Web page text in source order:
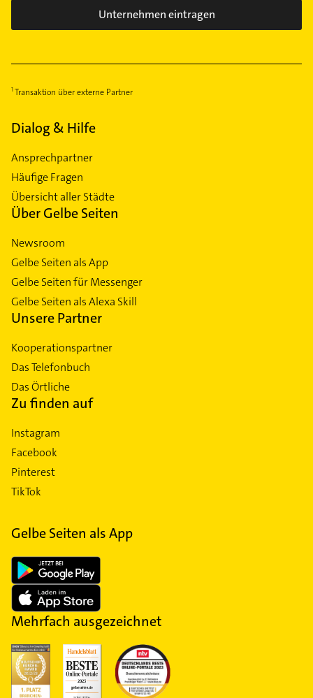
Unternehmen eintragen
Transaktion über externe Partner
Dialog & Hilfe
Ansprechpartner
Häufige Fragen
Übersicht aller Städte
Über Gelbe Seiten
Newsroom
Gelbe Seiten als App
Gelbe Seiten für Messenger
Gelbe Seiten als Alexa Skill
Unsere Partner
Kooperationspartner
Das Telefonbuch
Das Örtliche
Zu finden auf
Instagram
Facebook
Pinterest
TikTok
Gelbe Seiten als App
Mehrfach ausgezeichnet